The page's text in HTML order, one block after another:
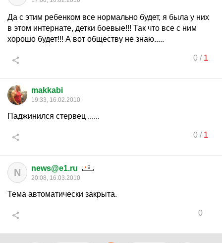
Да с этим ребенком все нормально будет, я была у них
в этом интернате, детки боевые!!! Так что все с ним
хорошо будет!!! А вот обществу не знаю.....
0/ 1
makkabi
19:33, 16.02.2010
Паджинился стервец ......
0/ 1
N news@e1.ru
20:08, 16.03.2010
Тема автоматически закрыта.
0